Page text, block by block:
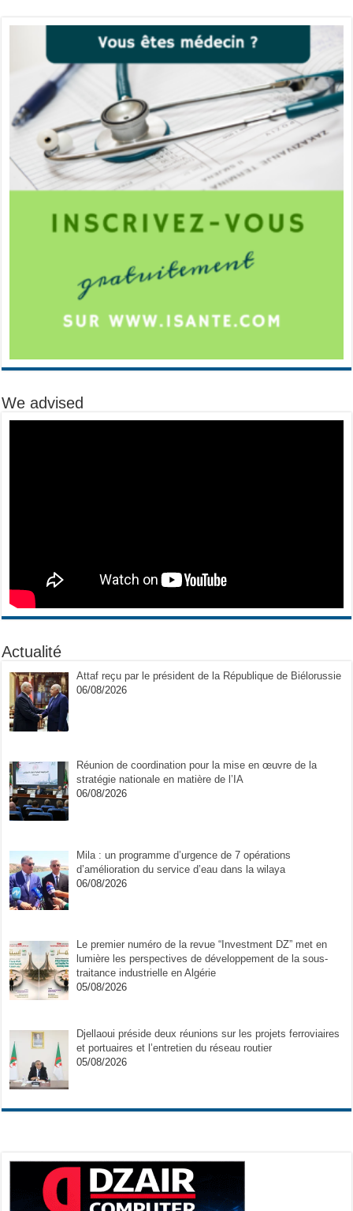
We advised
Actualité
Attaf reçu par le président de la République de Biélorussie
06/08/2026
Réunion de coordination pour la mise en œuvre de la
stratégie nationale en matière de l’IA
06/08/2026
Mila : un programme d’urgence de 7 opérations
d’amélioration du service d’eau dans la wilaya
06/08/2026
Le premier numéro de la revue “Investment DZ” met en
lumière les perspectives de développement de la sous-
traitance industrielle en Algérie
05/08/2026
Djellaoui préside deux réunions sur les projets ferroviaires
et portuaires et l’entretien du réseau routier
05/08/2026